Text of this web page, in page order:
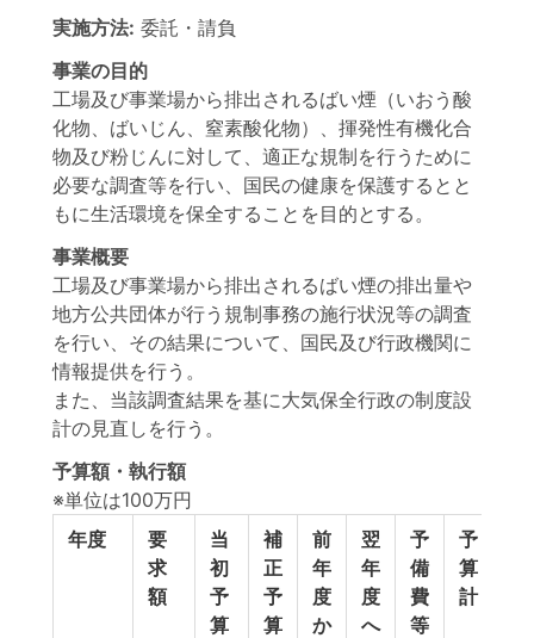
実施方法: 委託・請負
事業の目的
工場及び事業場から排出されるばい煙（いおう酸
化物、ばいじん、窒素酸化物）、揮発性有機化合
物及び粉じんに対して、適正な規制を行うために
必要な調査等を行い、国民の健康を保護するとと
もに生活環境を保全することを目的とする。
事業概要
工場及び事業場から排出されるばい煙の排出量や
地方公共団体が行う規制事務の施行状況等の調査
を行い、その結果について、国民及び行政機関に
情報提供を行う。
また、当該調査結果を基に大気保全行政の制度設
計の見直しを行う。
予算額・執行額
※単位は100万円
年度
要
求
額
当
初
予
算
補
正
予
算
前
年
度
か
翌
年
度
へ
予
備
費
等
予
算
計